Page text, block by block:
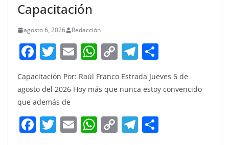
Capacitación
agosto 6, 2026 Redacción
F
a
c
e
b
o
T
itt
er
E
m
ai
W
at
A
p
C
p
Li
n
T
el
e
a
m
ar
e
Capacitación Por: Raúl Franco Estrada Jueves 6 de
agosto del 2026 Hoy más que nunca estoy convencido
que además de
F T E W C T